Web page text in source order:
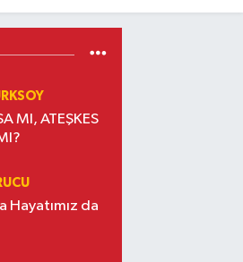
MI, ATEŞKES
Hayatımız da